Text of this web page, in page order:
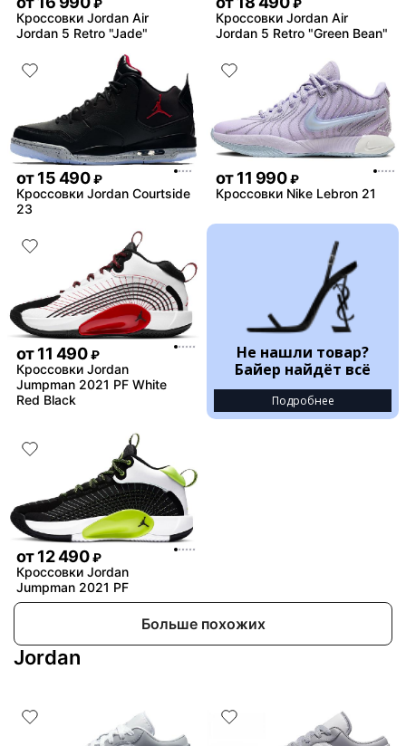
₽
Кроссовки Jordan Air
Jordan 5 Retro "Jade"
₽
Кроссовки Jordan Air
Jordan 5 Retro "Green Bean"
от15 490 ₽
Кроссовки Jordan Courtside
23
от11 990 ₽
Кроссовки Nike Lebron 21
от11 490 ₽
Кроссовки Jordan
Jumpman 2021 PF White
Red Black
Не нашли товар?
Байер найдёт всё
Подробнее
от12 490 ₽
Кроссовки Jordan
Jumpman 2021 PF
Больше похожих
Jordan